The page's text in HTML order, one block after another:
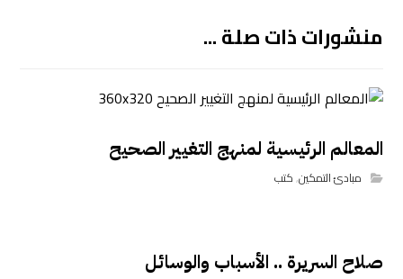
منشورات ذات صلة ...
المعالم الرئيسية لمنهج التغيير الصحيح
مبادئ التمكين,كتب
صلاح السريرة .. الأسباب والوسائل